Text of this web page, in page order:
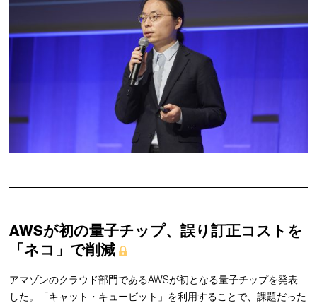
AWSが初の量子チップ、誤り訂正コストを
「ネコ」で削減
アマゾンのクラウド部門であるAWSが初となる量子チップを発表
した。「キャット・キュービット」を利用することで、課題だった